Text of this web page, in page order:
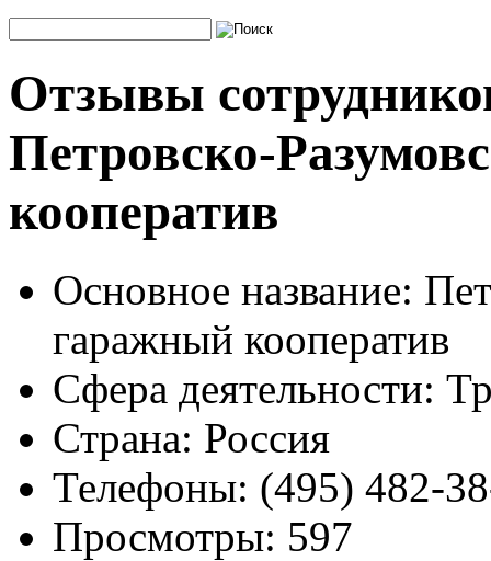
Отзывы
Петровско-
кооператив
Основное название:
гаражный кооператив
Сфера деятельности:
Страна: Россия
Телефоны: (495) 482-
Просмотры: 597